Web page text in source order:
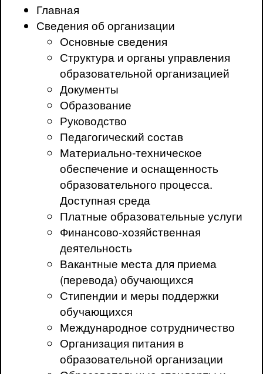
Главная
Сведения об организации
Основные сведения
Структура и органы управления
образовательной организацией
Документы
Образование
Руководство
Педагогический состав
Материально-техническое
обеспечение и оснащенность
образовательного процесса.
Доступная среда
Платные образовательные услуги
Финансово-хозяйственная
деятельность
Вакантные места для приема
(перевода) обучающихся
Стипендии и меры поддержки
обучающихся
Международное сотрудничество
Организация питания в
образовательной организации